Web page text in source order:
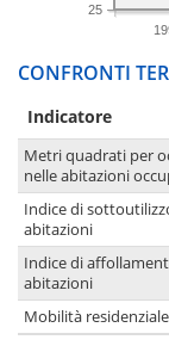
25
CONFRONTI
Indicatore
Metri quadrati per
nelle abitazioni
Indice di
abitazioni
Indice di
abitazioni
Mobilità residenziale